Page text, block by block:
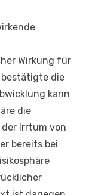
Wirkung für
bestätigte die
kann
die
Irrtum von
bereits bei